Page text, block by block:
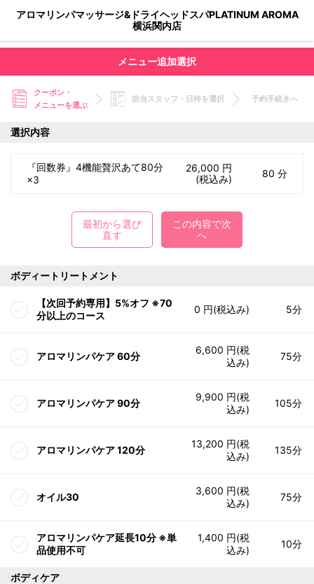
アロマリンパマッサージ&ドライヘッドスパPLATINUM AROMA
横浜関内店
メニュー追加選択
クーポン・
メニューを選ぶ
担当スタッフ・日時を選択 予約手続きへ
選択内容
『回数券』4機能贅沢あて80分
×3
26,000 円
(税込み)
80 分
最初から選び
直す
この内容で次
へ
ボディートリートメント
【次回予約専用】5%オフ ※70
分以上のコース
0 円(税込み) 5分
アロマリンパケア 60分
6,600 円(税
込み)
75分
アロマリンパケア 90分
9,900 円(税
込み)
105分
アロマリンパケア 120分
13,200 円(税
込み)
135分
オイル30
3,600 円(税
込み)
75分
アロマリンパケア延長10分 ※単
品使用不可
1,400 円(税
込み)
10分
ボディケア